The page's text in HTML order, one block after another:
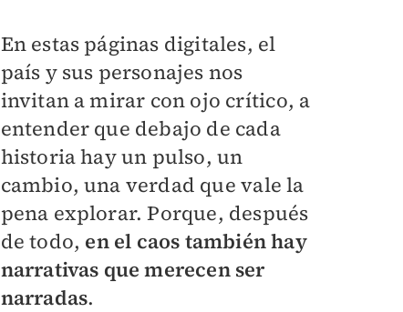
En estas páginas digitales, el
país y sus personajes nos
invitan a mirar con ojo crítico, a
entender que debajo de cada
historia hay un pulso, un
cambio, una verdad que vale la
pena explorar. Porque, después
de todo, en el caos también hay
narrativas que merecen ser
narradas.